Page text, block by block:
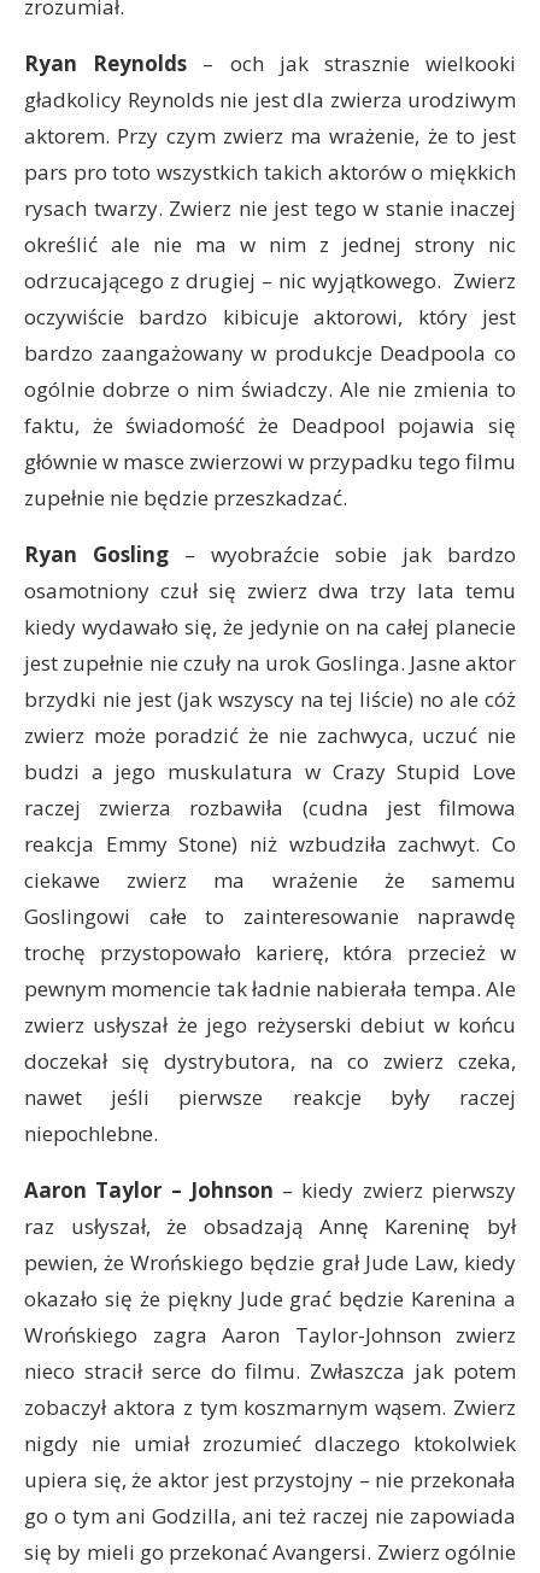
zrozumiał.
Ryan Reynolds – och jak strasznie wielkooki
gładkolicy Reynolds nie jest dla zwierza urodziwym
aktorem. Przy czym zwierz ma wrażenie, że to jest
pars pro toto wszystkich takich aktorów o miękkich
rysach twarzy. Zwierz nie jest tego w stanie inaczej
określić ale nie ma w nim z jednej strony nic
odrzucającego z drugiej – nic wyjątkowego. Zwierz
oczywiście bardzo kibicuje aktorowi, który jest
bardzo zaangażowany w produkcje Deadpoola co
ogólnie dobrze o nim świadczy. Ale nie zmienia to
faktu, że świadomość że Deadpool pojawia się
głównie w masce zwierzowi w przypadku tego filmu
zupełnie nie będzie przeszkadzać.
Ryan Gosling – wyobraźcie sobie jak bardzo
osamotniony czuł się zwierz dwa trzy lata temu
kiedy wydawało się, że jedynie on na całej planecie
jest zupełnie nie czuły na urok Goslinga. Jasne aktor
brzydki nie jest (jak wszyscy na tej liście) no ale cóż
zwierz może poradzić że nie zachwyca, uczuć nie
budzi a jego muskulatura w Crazy Stupid Love
raczej zwierza rozbawiła (cudna jest filmowa
reakcja Emmy Stone) niż wzbudziła zachwyt. Co
ciekawe zwierz ma wrażenie że samemu
Goslingowi całe to zainteresowanie naprawdę
trochę przystopowało karierę, która przecież w
pewnym momencie tak ładnie nabierała tempa. Ale
zwierz usłyszał że jego reżyserski debiut w końcu
doczekał się dystrybutora, na co zwierz czeka,
nawet jeśli pierwsze reakcje były raczej
niepochlebne.
Aaron Taylor – Johnson – kiedy zwierz pierwszy
raz usłyszał, że obsadzają Annę Kareninę był
pewien, że Wrońskiego będzie grał Jude Law, kiedy
okazało się że piękny Jude grać będzie Karenina a
Wrońskiego zagra Aaron Taylor-Johnson zwierz
nieco stracił serce do filmu. Zwłaszcza jak potem
zobaczył aktora z tym koszmarnym wąsem. Zwierz
nigdy nie umiał zrozumieć dlaczego ktokolwiek
upiera się, że aktor jest przystojny – nie przekonała
go o tym ani Godzilla, ani też raczej nie zapowiada
się by mieli go przekonać Avangersi. Zwierz ogólnie